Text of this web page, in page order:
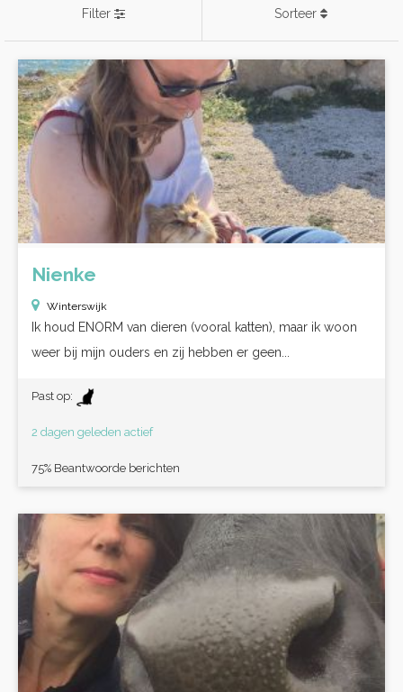
Filter Sorteer
Nienke
Winterswijk
Ik houd ENORM van dieren (vooral katten), maar ik woon
weer bij mijn ouders en zij hebben er geen...
Past op:
2 dagen geleden actief
75% Beantwoorde berichten